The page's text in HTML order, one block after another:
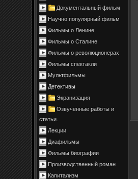
Документальный фильм
Научно популярный фильм
Фильмы о Ленине
Фильмы о Сталине
Фильмы о революционерах
Фильмы спектакли
Мультфильмы
Детективы
Экранизация
Озвученные работы и
статьи.
Лекции
Диафильмы
Фильмы биографии
Производственный роман
Капитализм